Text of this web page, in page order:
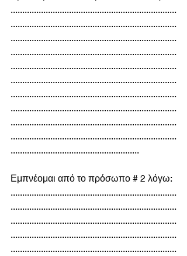
.......................................................................
.......................................................................
.......................................................................
.......................................................................
.......................................................................
.......................................................................
.......................................................................
.......................................................................
.......................................................................
.......................................................................
.......................................................
Εμπνέομαι από το πρόσωπο # 2 λόγω:
.......................................................................
.......................................................................
.......................................................................
.......................................................................
.......................................................................